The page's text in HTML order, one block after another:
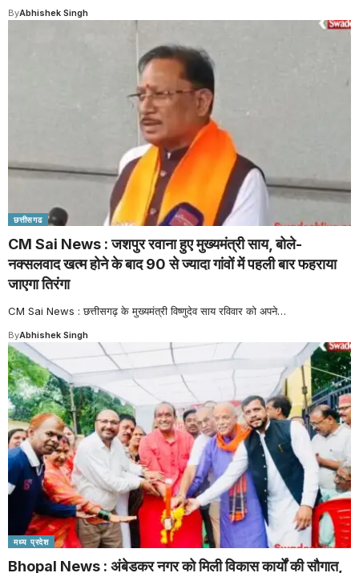
ByAbhishek Singh
छत्तीसगढ
CM Sai News : जशपुर रवाना हुए मुख्यमंत्री साय, बोले-
नक्सलवाद खत्म होने के बाद 90 से ज्यादा गांवों में पहली बार फहराया
जाएगा तिरंगा
CM Sai News : छत्तीसगढ़ के मुख्यमंत्री विष्णुदेव साय रविवार को अपने…
ByAbhishek Singh
मध्य प्रदेश
Bhopal News : अंबेडकर नगर को मिली विकास कार्यों की सौगात,